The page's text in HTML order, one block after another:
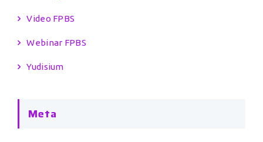
Video FPBS
Webinar FPBS
Yudisium
Meta